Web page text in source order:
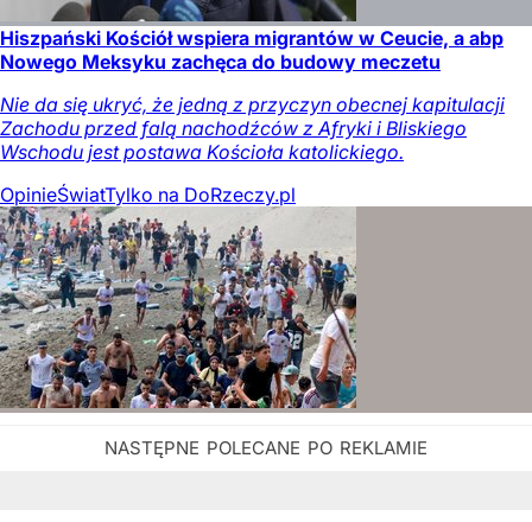
Hiszpański Kościół wspiera migrantów w Ceucie, a abp
Nowego Meksyku zachęca do budowy meczetu
Nie da się ukryć, że jedną z przyczyn obecnej kapitulacji
Zachodu przed falą nachodźców z Afryki i Bliskiego
Wschodu jest postawa Kościoła katolickiego.
OpinieŚwiatTylko na DoRzeczy.pl